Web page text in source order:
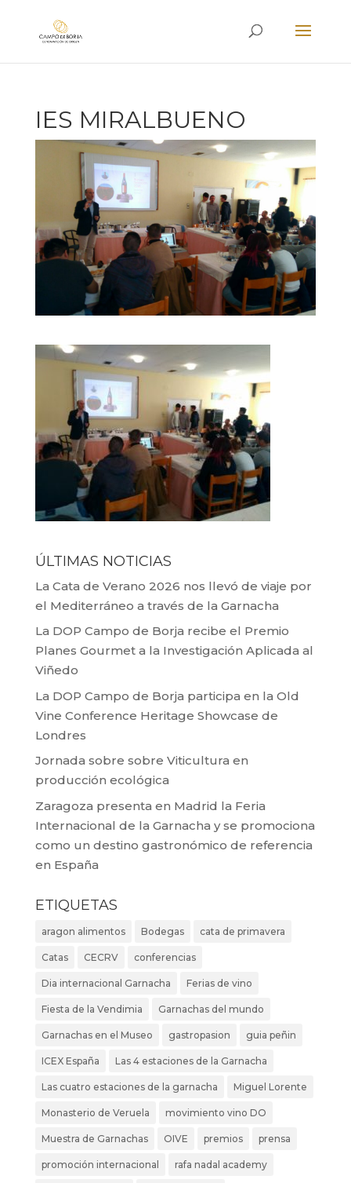
IES MIRALBUENO
ÚLTIMAS NOTICIAS
La Cata de Verano 2026 nos llevó de viaje por
el Mediterráneo a través de la Garnacha
La DOP Campo de Borja recibe el Premio
Planes Gourmet a la Investigación Aplicada al
Viñedo
La DOP Campo de Borja participa en la Old
Vine Conference Heritage Showcase de
Londres
Jornada sobre sobre Viticultura en
producción ecológica
Zaragoza presenta en Madrid la Feria
Internacional de la Garnacha y se promociona
como un destino gastronómico de referencia
en España
ETIQUETAS
aragon alimentos Bodegas cata de primavera
Catas CECRV conferencias
Dia internacional Garnacha Ferias de vino
Fiesta de la Vendimia Garnachas del mundo
Garnachas en el Museo gastropasion guia peñin
ICEX España Las 4 estaciones de la Garnacha
Las cuatro estaciones de la garnacha Miguel Lorente
Monasterio de Veruela movimiento vino DO
Muestra de Garnachas OIVE premios prensa
promoción internacional rafa nadal academy